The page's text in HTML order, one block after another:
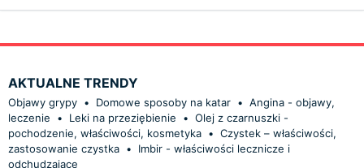
AKTUALNE TRENDY
Objawy grypy • Domowe sposoby na katar • Angina - objawy,
leczenie
• Leki na przeziębienie • Olej z czarnuszki -
pochodzenie, właściwości, kosmetyka • Czystek – właściwości,
zastosowanie czystka •
Imbir - właściwości lecznicze i
odchudzające